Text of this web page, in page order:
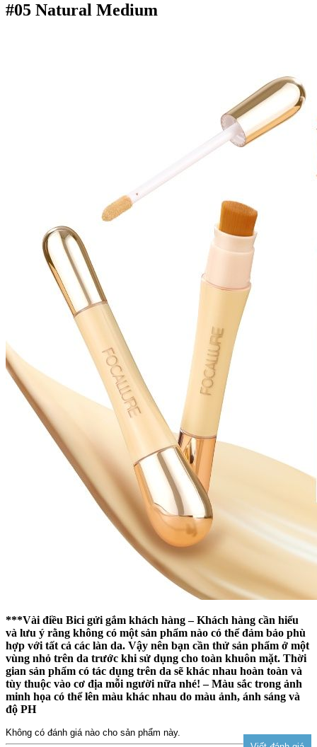
#05 Natural Medium
***Vài điều Bici gửi gắm khách hàng – Khách hàng cần hiểu
và lưu ý rằng không có một sản phẩm nào có thể đảm bảo phù
hợp với tất cả các làn da. Vậy nên bạn cần thử sản phẩm ở một
vùng nhỏ trên da trước khi sử dụng cho toàn khuôn mặt. Thời
gian sản phẩm có tác dụng trên da sẽ khác nhau hoàn toàn và
tùy thuộc vào cơ địa mỗi người nữa nhé! – Màu sắc trong ảnh
minh họa có thể lên màu khác nhau do màu ảnh, ánh sáng và
độ PH
Không có đánh giá nào cho sản phẩm này.